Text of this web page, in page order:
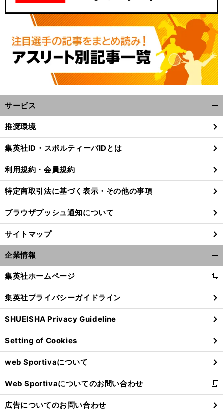
サービス
閉
る
推奨環境
集英社ID・スポルティーバIDとは
利用規約・会員規約
特定商取引法に基づく表示・その他の事項
ブラウザプッシュ通知について
サイトマップ
企業情報
閉
る
集英社ホームページ
新
し
い
ウ
ィ
ン
ド
ウ
で
開
く
集英社プライバシーガイドライン
SHUEISHA Privacy Guideline
Setting of Cookies
web Sportivaについて
Web Sportivaについてのお問い合わせ
新
し
い
広告についてのお問い合わせ